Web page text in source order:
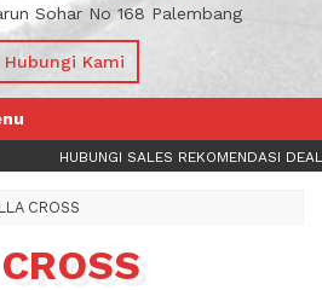
Sohar No 168 Palembang
Hubungi Kami
HUBUNGI SALES REKOMENDASI
CROSS